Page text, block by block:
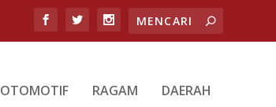
OTOMOTIF RAGAM DAERAH